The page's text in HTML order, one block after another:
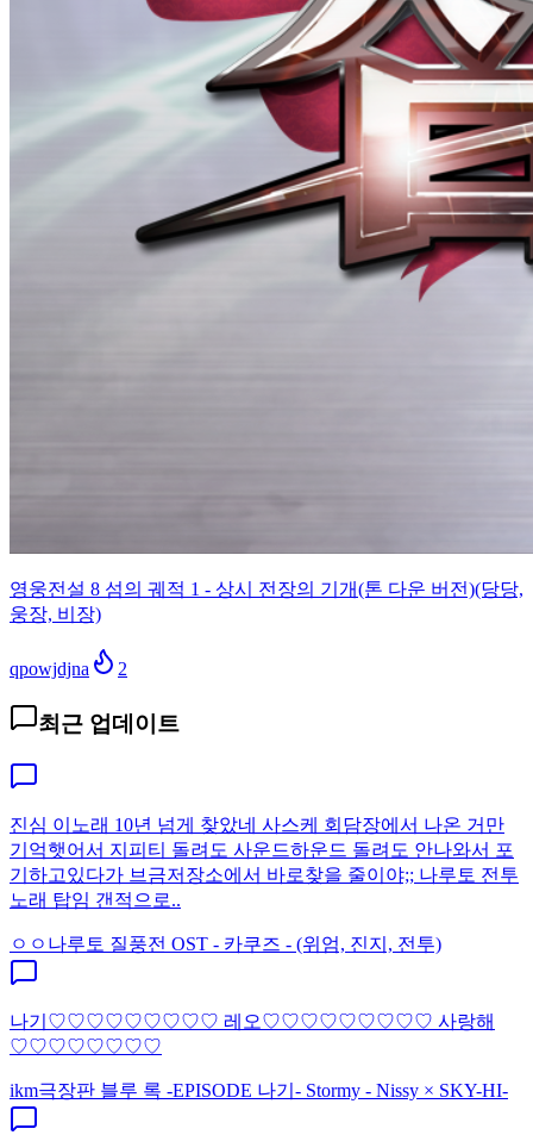
영웅전설 8 섬의 궤적 1 - 상시 전장의 기개(톤 다운 버전)(당당,
웅장, 비장)
qpowjdjna 2
최근 업데이트
진심 이노래 10년 넘게 찾았네 사스케 회담장에서 나온 거만
기억햇어서 지피티 돌려도 사운드하운드 돌려도 안나와서 포
기하고있다가 브금저장소에서 바로찾을 줄이야;; 나루토 전투
노래 탑임 갠적으로..
ㅇㅇ 나루토 질풍전 OST - 카쿠즈 - (위엄, 진지, 전투)
나기♡♡♡♡♡♡♡♡♡ 레오♡♡♡♡♡♡♡♡♡ 사랑해
♡♡♡♡♡♡♡♡
ikm극장판 블루 록 -EPISODE 나기- Stormy - Nissy × SKY-HI-